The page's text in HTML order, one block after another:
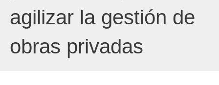
agilizar la gestión de
obras privadas